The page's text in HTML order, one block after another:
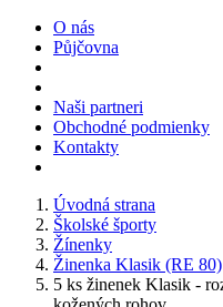
O nás
Půjčovna
Naši partneri
Obchodné podmienky
Kontakty
Úvodná strana
Školské športy
Žínenky
Žinenka Klasik (RE 80)
5 ks žinenek Klasik -